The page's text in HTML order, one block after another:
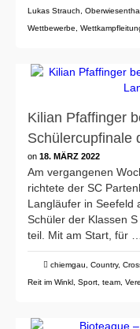
Lukas Strauch
Wettbewerbe
Kilian Pfaffinger
Schülercupfinale
on 18. MÄRZ 2022
Am vergangenen
richtete der SC
Langläufer in Seefeld
Schüler der Klassen
teil. Mit am Start, für …
chiemgau Country,
Reit im Winkl Sport team